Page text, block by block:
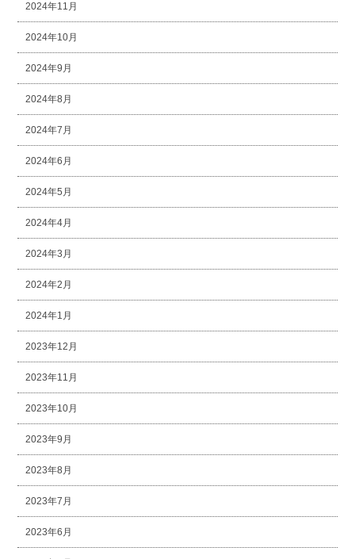
2024年11月
2024年10月
2024年9月
2024年8月
2024年7月
2024年6月
2024年5月
2024年4月
2024年3月
2024年2月
2024年1月
2023年12月
2023年11月
2023年10月
2023年9月
2023年8月
2023年7月
2023年6月